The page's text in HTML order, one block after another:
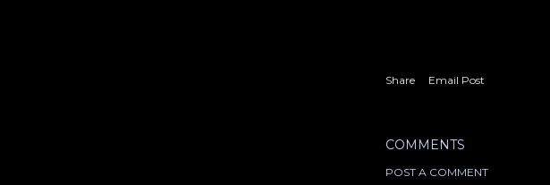
Share Email Post
COMMENTS
POST A COMMENT